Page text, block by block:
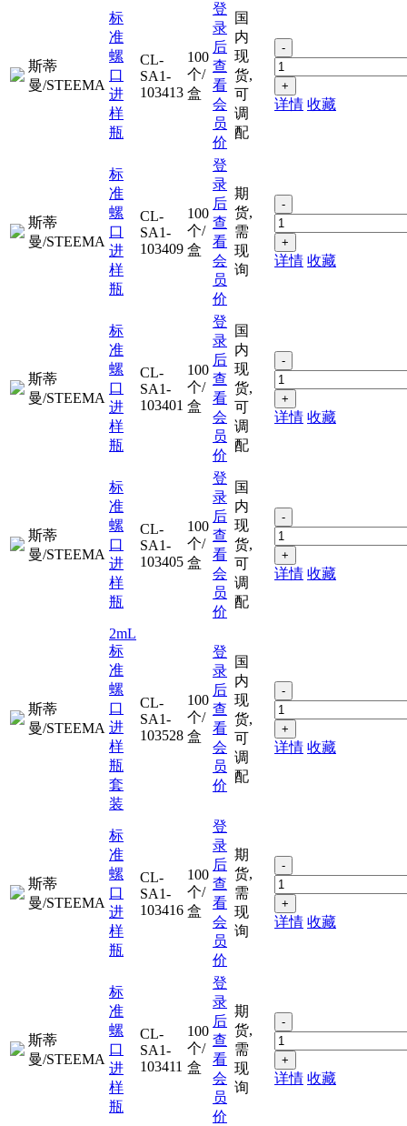
斯蒂
曼/STEEMA
标
准
螺
口
进
样
瓶
CL-
SA1-
103413
100
个/
盒
登
录
后
查
看
会
员
价
国
内
现
货,
可
调
配
-
+
详情 收藏
斯蒂
曼/STEEMA
标
准
螺
口
进
样
瓶
CL-
SA1-
103409
100
个/
盒
登
录
后
查
看
会
员
价
期
货,
需
现
询
-
+
详情 收藏
斯蒂
曼/STEEMA
标
准
螺
口
进
样
瓶
CL-
SA1-
103401
100
个/
盒
登
录
后
查
看
会
员
价
国
内
现
货,
可
调
配
-
+
详情 收藏
斯蒂
曼/STEEMA
标
准
螺
口
进
样
瓶
CL-
SA1-
103405
100
个/
盒
登
录
后
查
看
会
员
价
国
内
现
货,
可
调
配
-
+
详情 收藏
斯蒂
曼/STEEMA
2mL
标
准
螺
口
进
样
瓶
套
装
CL-
SA1-
103528
100
个/
盒
登
录
后
查
看
会
员
价
国
内
现
货,
可
调
配
-
+
详情 收藏
斯蒂
曼/STEEMA
标
准
螺
口
进
样
瓶
CL-
SA1-
103416
100
个/
盒
登
录
后
查
看
会
员
价
期
货,
需
现
询
-
+
详情 收藏
斯蒂
曼/STEEMA
标
准
螺
口
进
样
瓶
CL-
SA1-
103411
100
个/
盒
登
录
后
查
看
会
员
价
期
货,
需
现
询
-
+
详情 收藏